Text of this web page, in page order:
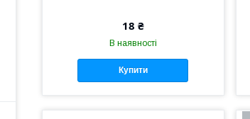
18 ₴
В наявності
Купити